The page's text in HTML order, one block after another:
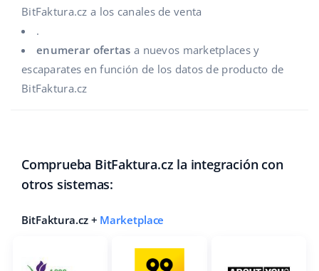
BitFaktura.cz a los canales de venta
.
enumerar ofertas a nuevos marketplaces y
escaparates en función de los datos de producto de
BitFaktura.cz
Comprueba BitFaktura.cz la integración con
otros sistemas:
BitFaktura.cz + Marketplace